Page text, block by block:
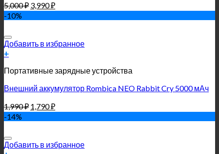
5,000₽ 3,990₽
-10%
Добавить в избранное
+
Портативные зарядные устройства
Внешний аккумулятор Rombica NEO Rabbit Cry 5000 мАч
1,990₽ 1,790₽
-14%
Добавить в избранное